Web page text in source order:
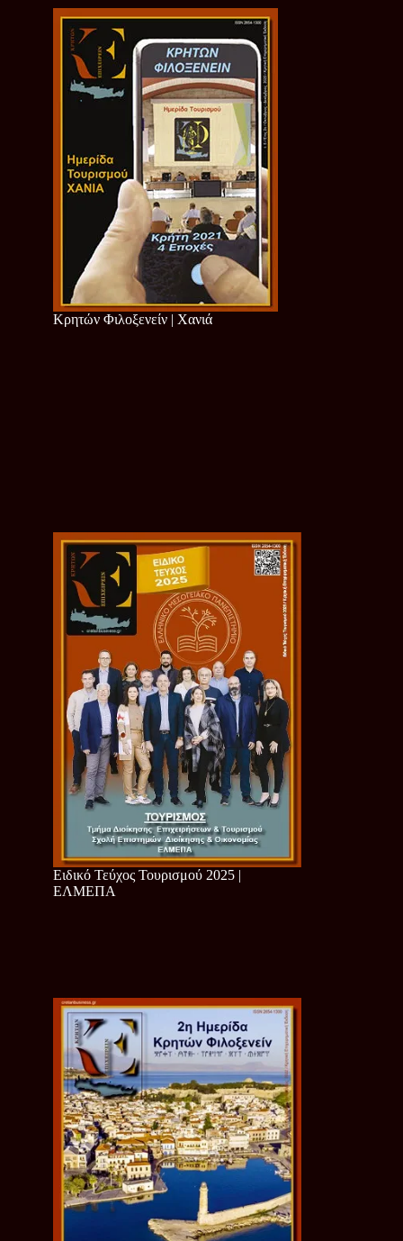
Κρητών Φιλοξενείν | Χανιά
Ειδικό Τεύχος Τουρισμού 2025 |
ΕΛΜΕΠΑ